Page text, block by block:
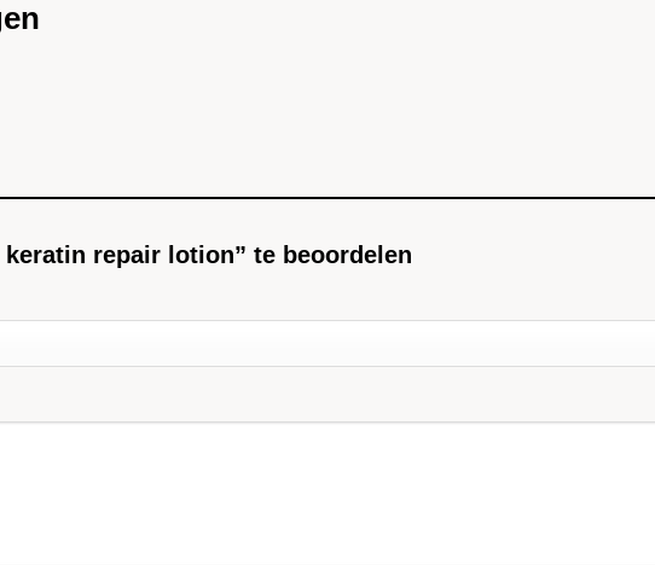
repair lotion” te beoordelen